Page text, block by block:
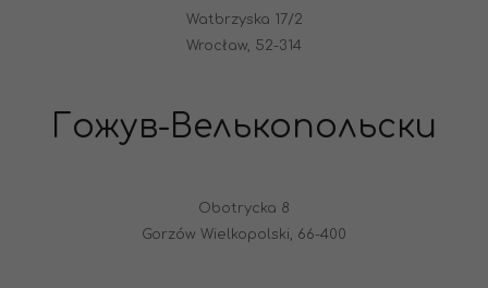
Watbrzyska 17/2
Wrocław, 52-314
Гожув-Велькопольски
Obotrycka 8
Gorzów Wielkopolski, 66-400